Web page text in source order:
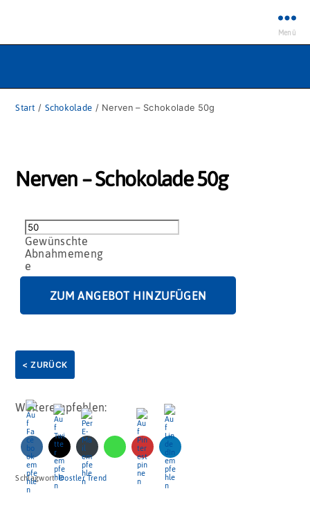
Menü
Start / Schokolade / Nerven – Schokolade 50g
Nerven – Schokolade 50g
Nerven
-
Schokolade
50g
Menge
ZUM ANGEBOT HINZUFÜGEN
< ZURÜCK
Weiterempfehlen:
Schlagwort:Dostler Trend